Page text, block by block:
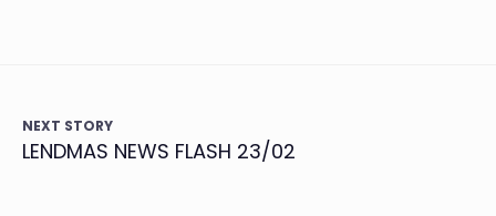
NEXT STORY
LENDMAS NEWS FLASH 23/02